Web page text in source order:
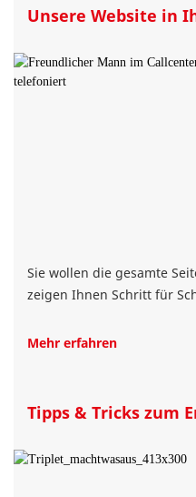
Unsere Website in
Sie wollen die gesamte
zeigen Ihnen Schritt für
Mehr erfahren
Tipps & Tricks zum